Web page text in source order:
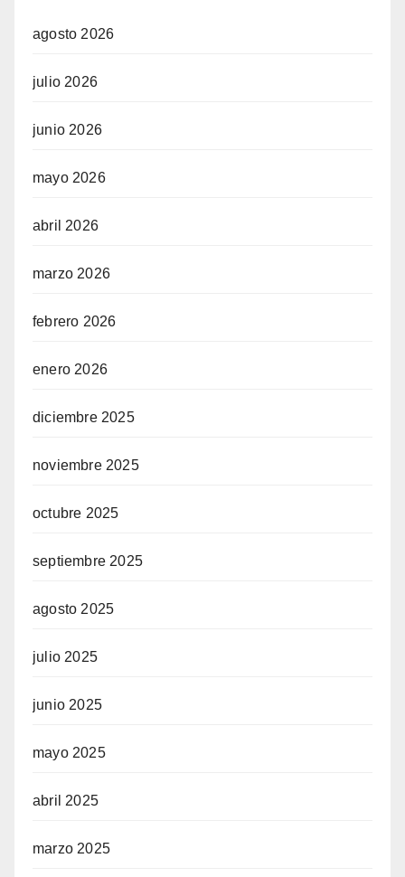
agosto 2026
julio 2026
junio 2026
mayo 2026
abril 2026
marzo 2026
febrero 2026
enero 2026
diciembre 2025
noviembre 2025
octubre 2025
septiembre 2025
agosto 2025
julio 2025
junio 2025
mayo 2025
abril 2025
marzo 2025